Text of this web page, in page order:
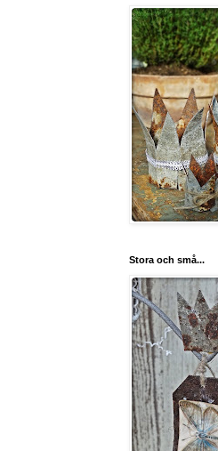
Stora och små...